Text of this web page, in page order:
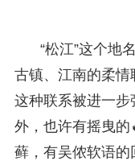
“松江”这个地
古镇、江南的柔情
这种联系被进一步
外，也许有摇曳
藓，有吴侬软语